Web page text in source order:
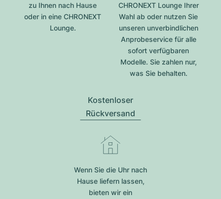
zu Ihnen nach Hause
oder in eine CHRONEXT
Lounge.
CHRONEXT Lounge Ihrer
Wahl ab oder nutzen Sie
unseren unverbindlichen
Anprobeservice für alle
sofort verfügbaren
Modelle. Sie zahlen nur,
was Sie behalten.
Kostenloser
Rückversand
Wenn Sie die Uhr nach
Hause liefern lassen,
bieten wir ein